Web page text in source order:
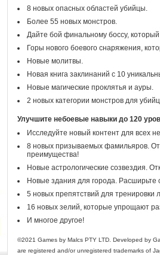
8 новых опасных областей убийцы.
Более 55 новых монстров.
Дайте бой финальному боссу,
Горы нового боевого снаряжения,
Новые молитвы.
Новая книга заклинаний с 10
Новые магические проклятья и ауры.
2 новых категории монстров для
Улучшите небоевые навыки до 120
Исследуйте новый контент для всех
8 новых призываемых фамильяров.
преимущества!
Новые астрологические созвездия.
Новые здания для города. Расширьте
5 новых препятствий для тренировки
16 новых зелий, которые упрощают
И многое другое!
©2021 Games by Malcs PTY LTD. Developed by
are registered and/or unregistered trademarks of